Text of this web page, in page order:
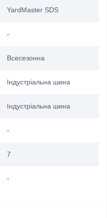
YardMaster SDS
-
Всесезонна
Індустріальна шина
Індустріальна шина
-
7
-